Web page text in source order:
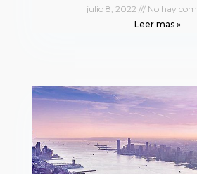
julio 8, 2022
No hay
Leer mas »